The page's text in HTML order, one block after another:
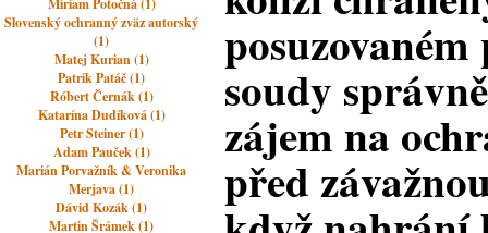
Miriam Potočná (1)
Slovenský ochranný zväz autorský
(1)
Matej Kurian (1)
Patrik Patáč (1)
Róbert Černák (1)
Katarína Dudíková (1)
Petr Steiner (1)
Adam Pauček (1)
Marián Porvažník & Veronika
Merjava (1)
Dávid Kozák (1)
Martin Šrámek (1)
soudy
zájem na
před